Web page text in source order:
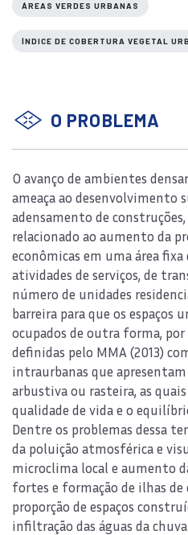
ÁREAS VERDES URBANAS
ÍNDICE DE COBERTURA VEGETAL
O PROBLEMA
O avanço de ambientes
ameaça ao desenvolvimento
adensamento de
relacionado ao aumento da
econômicas em uma área fixa
atividades de serviços, de
número de unidades
barreira para que os espaços
ocupados de outra forma, por
definidas pelo MMA (2013)
intraurbanas que
arbustiva ou rasteira, as
qualidade de vida e o
Dentre os problemas dessa
da poluição atmosférica e
microclima local e aumento
fortes e formação de ilhas de
proporção de espaços
infiltração das águas da